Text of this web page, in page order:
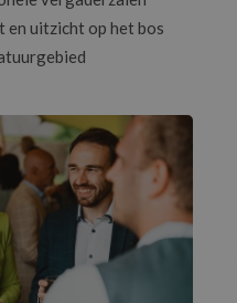
en uitzicht op het bos